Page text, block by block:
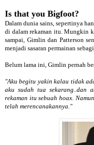
Is that you Bigfoot?
Dalam dunia sains, sepertinya
di dalam rekaman itu. Mungkin
sampai, Gimlin dan Patterson
menjadi sasaran permainan
Belum lama ini, Gimlin pernah
"Aku begitu yakin kalau tidak
aku sudah tua sekarang..dan
rekaman itu sebuah hoax.
telah merencanakannya."